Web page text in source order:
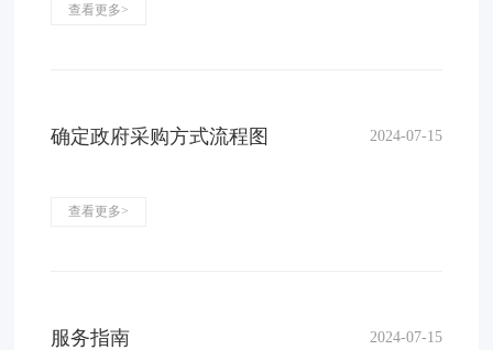
查看更多>
确定政府采购方式流程图 2024-07-15
查看更多>
服务指南 2024-07-15